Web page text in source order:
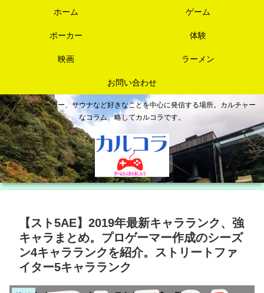
ゲームやポーカー、サウナなど好きなことを中心に発信する場所。カルチャー
なコラム、略してカルコラです。
ホーム ゲーム
ポーカー 体験
映画 ラーメン
お問い合わせ
【スト5AE】2019年最新キャラランク、強
キャラまとめ。プロゲーマー作成のシーズ
ン4キャラランクを紹介。ストリートファ
イター5キャラランク